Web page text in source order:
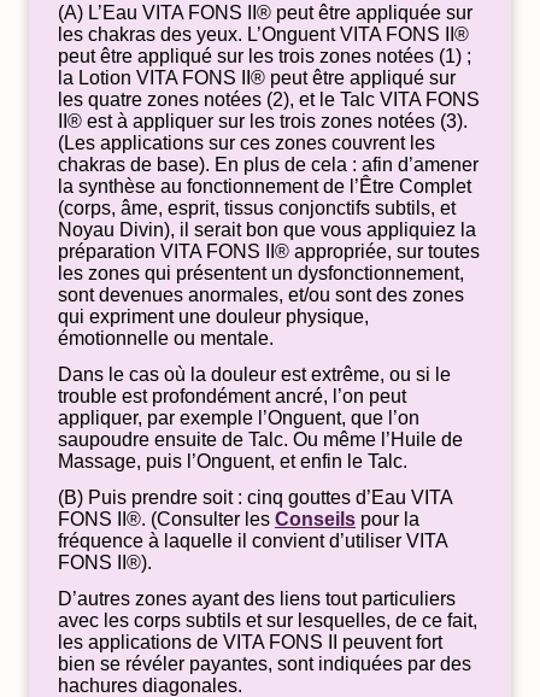
(A) L’Eau VITA FONS II® peut être appliquée sur
les chakras des yeux. L’Onguent VITA FONS II®
peut être appliqué sur les trois zones notées (1) ;
la Lotion VITA FONS II® peut être appliqué sur
les quatre zones notées (2), et le Talc VITA FONS
II® est à appliquer sur les trois zones notées (3).
(Les applications sur ces zones couvrent les
chakras de base). En plus de cela : afin d’amener
la synthèse au fonctionnement de l’Être Complet
(corps, âme, esprit, tissus conjonctifs subtils, et
Noyau Divin), il serait bon que vous appliquiez la
préparation VITA FONS II® appropriée, sur toutes
les zones qui présentent un dysfonctionnement,
sont devenues anormales, et/ou sont des zones
qui expriment une douleur physique,
émotionnelle ou mentale.
Dans le cas où la douleur est extrême, ou si le
trouble est profondément ancré, l’on peut
appliquer, par exemple l’Onguent, que l’on
saupoudre ensuite de Talc. Ou même l’Huile de
Massage, puis l’Onguent, et enfin le Talc.
(B) Puis prendre soit : cinq gouttes d’Eau VITA
FONS II®. (Consulter les Conseils pour la
fréquence à laquelle il convient d’utiliser VITA
FONS II®).
D’autres zones ayant des liens tout particuliers
avec les corps subtils et sur lesquelles, de ce fait,
les applications de VITA FONS II peuvent fort
bien se révéler payantes, sont indiquées par des
hachures diagonales.